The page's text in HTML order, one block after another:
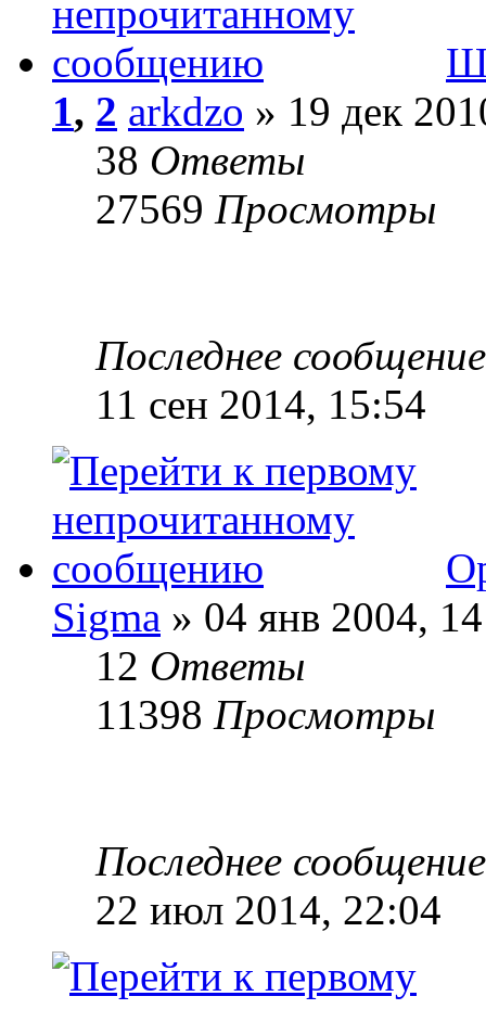
1, 2 arkdzo » 19 дек
38 Ответы
27569 Просмотры
Последнее
11 сен 2014, 15:54
Sigma » 04 янв 2004,
12 Ответы
11398 Просмотры
Последнее
22 июл 2014, 22:04